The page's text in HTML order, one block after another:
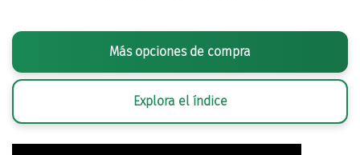
Más opciones de compra
Explora el índice